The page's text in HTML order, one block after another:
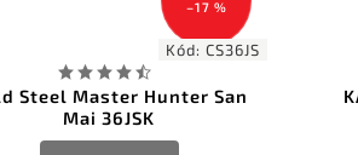
KA-BAR D2 Extreme Fighting